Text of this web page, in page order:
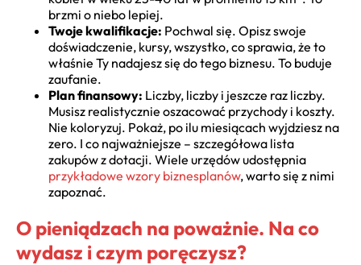
brzmi o niebo lepiej.
Twoje kwalifikacje: Pochwal się. Opisz swoje
doświadczenie, kursy, wszystko, co sprawia, że to
właśnie Ty nadajesz się do tego biznesu. To buduje
zaufanie.
Plan finansowy: Liczby, liczby i jeszcze raz liczby.
Musisz realistycznie oszacować przychody i koszty.
Nie koloryzuj. Pokaż, po ilu miesiącach wyjdziesz na
zero. I co najważniejsze – szczegółowa lista
zakupów z dotacji. Wiele urzędów udostępnia
przykładowe wzory biznesplanów, warto się z nimi
zapoznać.
O pieniądzach na poważnie. Na co
wydasz i czym poręczysz?